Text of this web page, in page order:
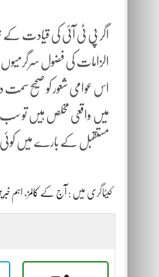
اگر پی ٹی آئی کی قیادت کے
الزامات کی فضول
اس عوامی شعور کو صحیح
میں واقعی مخلص ہیں تو سب
مستقبل کے بارے میں کوئی
کیٹاگری میں : آج کے کالمز، اہم